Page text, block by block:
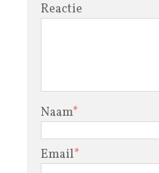
Reactie
Naam*
Email*